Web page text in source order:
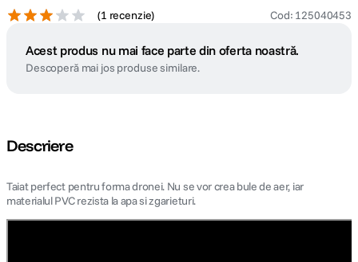
(1 recenzie) Cod: 125040453
Acest produs nu mai face parte din oferta noastră.
Descoperă mai jos produse similare.
Descriere
Taiat perfect pentru forma dronei. Nu se vor crea bule de aer, iar
materialul PVC rezista la apa si zgarieturi.